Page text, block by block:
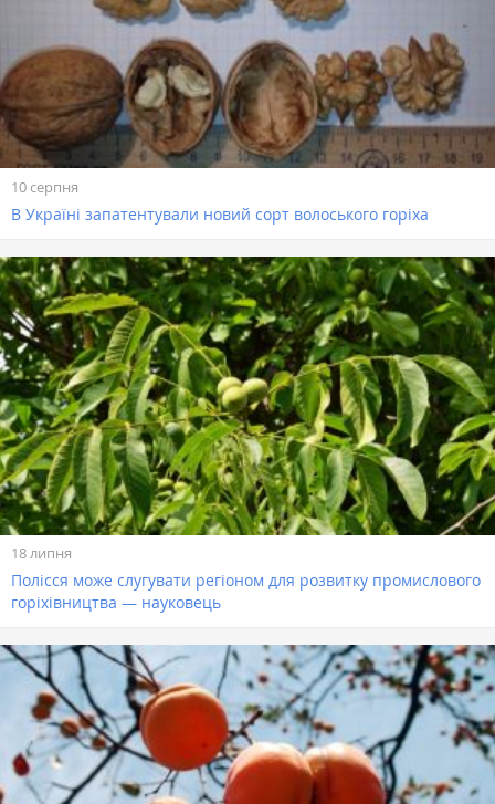
10 серпня
В Україні запатентували новий сорт волоського горіха
18 липня
Полісся може слугувати регіоном для розвитку промислового
горіхівництва — науковець